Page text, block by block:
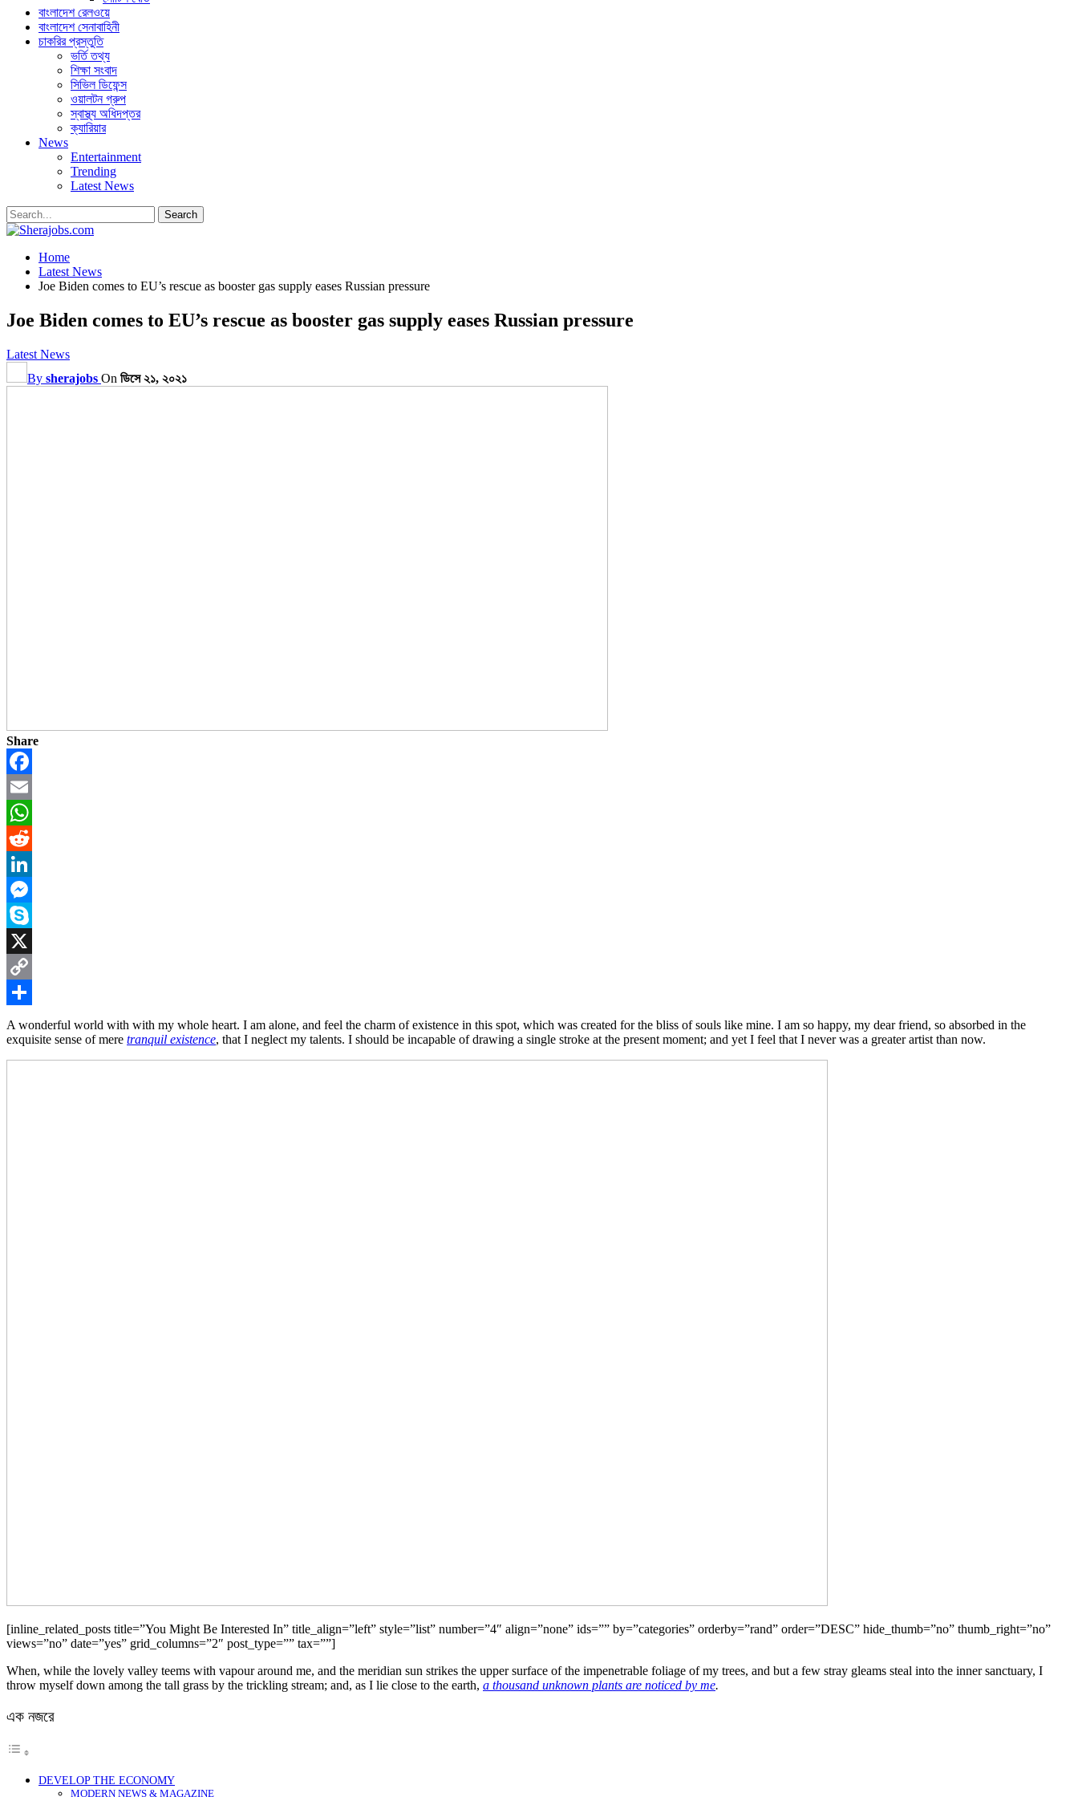
বাংলাদেশ রেলওয়ে
বাংলাদেশ সেনাবাহিনী
চাকরির প্রস্তুতি
ভর্তি তথ্য
শিক্ষা সংবাদ
সিভিল ডিফেন্স
ওয়ালটন গ্রুপ
স্বাস্থ্য অধিদপ্তর
ক্যারিয়ার
News
Entertainment
Trending
Latest News
Home
Latest News
Joe Biden comes to EU’s rescue as booster gas supply eases Russian pressure
Joe Biden comes to EU’s rescue as booster gas supply eases Russian pressure
Latest News
By sherajobs On ডিসে ২১, ২০২১
Share
Facebook
Email
WhatsApp
Reddit
LinkedIn
Messenger
Skype
X
Copy
Link
Share
A wonderful world with with my whole heart. I am alone, and feel the charm of existence in this spot, which was created for the bliss of souls like mine. I am so happy, my dear friend, so absorbed in the
exquisite sense of mere tranquil existence, that I neglect my talents. I should be incapable of drawing a single stroke at the present moment; and yet I feel that I never was a greater artist than now.
[inline_related_posts title=”You Might Be Interested In” title_align=”left” style=”list” number=”4″ align=”none” ids=”” by=”categories” orderby=”rand” order=”DESC” hide_thumb=”no” thumb_right=”no”
views=”no” date=”yes” grid_columns=”2″ post_type=”” tax=””]
When, while the lovely valley teems with vapour around me, and the meridian sun strikes the upper surface of the impenetrable foliage of my trees, and but a few stray gleams steal into the inner sanctuary, I
throw myself down among the tall grass by the trickling stream; and, as I lie close to the earth, a thousand unknown plants are noticed by me.
এক নজরে
DEVELOP THE ECONOMY
MODERN NEWS & MAGAZINE